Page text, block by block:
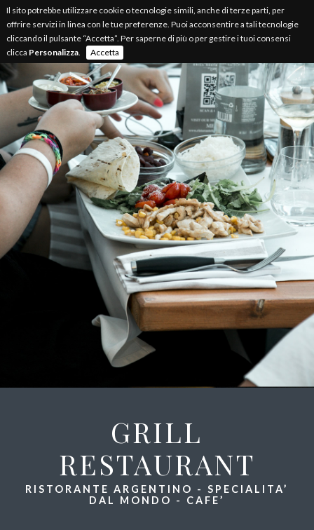
GRILL
RESTAURANT
RISTORANTE ARGENTINO - SPECIALITA’
DAL MONDO - CAFE’
Il sito potrebbe utilizzare cookie o tecnologie simili, anche di terze parti, per
offrire servizi in linea con le tue preferenze. Puoi acconsentire a tali tecnologie
cliccando il pulsante “Accetta”. Per saperne di più o per gestire i tuoi consensi
clicca Personalizza. Accetta